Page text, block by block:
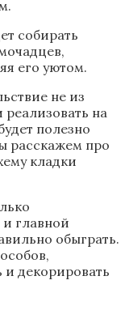
собирать
его уютом.
не из
на
полезно
расскажем про
кладки
главной
обыграть.
декорировать